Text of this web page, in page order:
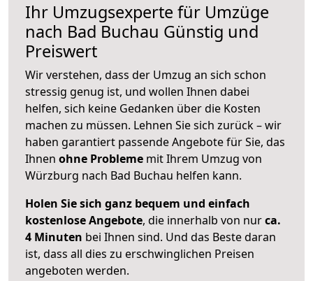
Ihr Umzugsexperte für Umzüge
nach Bad Buchau Günstig und
Preiswert
Wir verstehen, dass der Umzug an sich schon
stressig genug ist, und wollen Ihnen dabei
helfen, sich keine Gedanken über die Kosten
machen zu müssen. Lehnen Sie sich zurück – wir
haben garantiert passende Angebote für Sie, das
Ihnen ohne Probleme mit Ihrem Umzug von
Würzburg nach Bad Buchau helfen kann.
Holen Sie sich ganz bequem und einfach
kostenlose Angebote, die innerhalb von nurca.
4 Minuten bei Ihnen sind. Und das Beste daran
ist, dass all dies zu erschwinglichen Preisen
angeboten werden.